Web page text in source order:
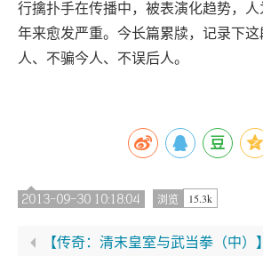
行擒扑手在传播中，被表演化趋势，
年来愈发严重。今长篇累牍，记录下这
人、不骗今人、不误后人。
2013-09-30 10:18:04 浏览 15.3k
【传奇：清末皇室与武当拳（中）】